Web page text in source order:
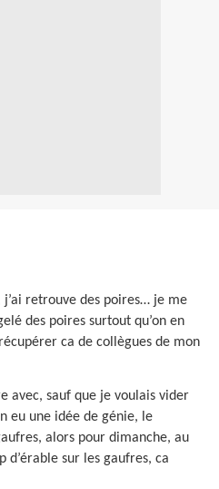
retrouve des poires… je me
des poires surtout qu’on en
ca de collègues de mon
avec, sauf que je voulais vider
eu une idée de génie, le
alors pour dimanche, au
d’érable sur les gaufres, ca